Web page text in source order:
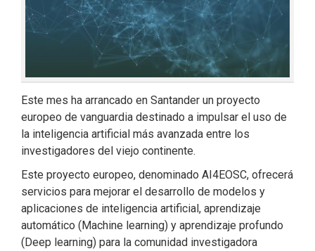
Este mes ha arrancado en Santander un proyecto
europeo de vanguardia destinado a impulsar el uso de
la inteligencia artificial más avanzada entre los
investigadores del viejo continente.
Este proyecto europeo, denominado AI4EOSC, ofrecerá
servicios para mejorar el desarrollo de modelos y
aplicaciones de inteligencia artificial, aprendizaje
automático (Machine learning) y aprendizaje profundo
(Deep learning) para la comunidad investigadora